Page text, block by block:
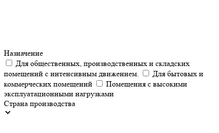
Назначение
Для общественных, производственных и складских
помещений с интенсивным движением.
Для бытовых и
коммерческих помещений
Помещения с высокими
эксплуатационными нагрузками
Страна производства